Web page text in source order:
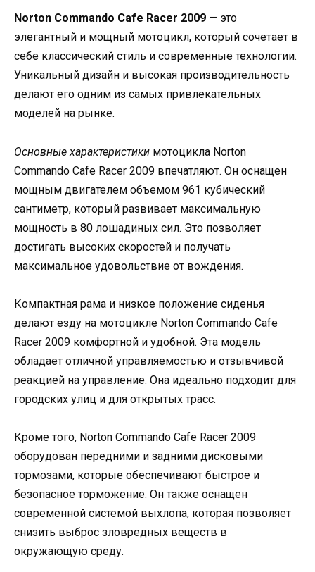
Norton Commando Cafe Racer 2009 — это
элегантный и мощный мотоцикл, который сочетает в
себе классический стиль и современные технологии.
Уникальный дизайн и высокая производительность
делают его одним из самых привлекательных
моделей на рынке.
Основные характеристики мотоцикла Norton
Commando Cafe Racer 2009 впечатляют. Он оснащен
мощным двигателем объемом 961 кубический
сантиметр, который развивает максимальную
мощность в 80 лошадиных сил. Это позволяет
достигать высоких скоростей и получать
максимальное удовольствие от вождения.
Компактная рама и низкое положение сиденья
делают езду на мотоцикле Norton Commando Cafe
Racer 2009 комфортной и удобной. Эта модель
обладает отличной управляемостью и отзывчивой
реакцией на управление. Она идеально подходит для
городских улиц и для открытых трасс.
Кроме того, Norton Commando Cafe Racer 2009
оборудован передними и задними дисковыми
тормозами, которые обеспечивают быстрое и
безопасное торможение. Он также оснащен
современной системой выхлопа, которая позволяет
снизить выброс зловредных веществ в
окружающую среду.